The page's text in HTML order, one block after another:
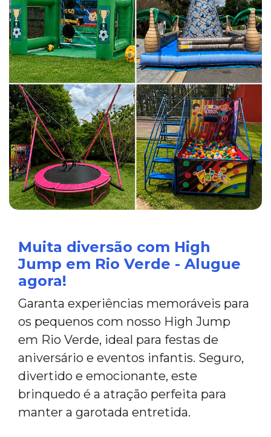
Muita diversão com High
Jump em Rio Verde - Alugue
agora!
Garanta experiências memoráveis para
os pequenos com nosso High Jump
em Rio Verde, ideal para festas de
aniversário e eventos infantis. Seguro,
divertido e emocionante, este
brinquedo é a atração perfeita para
manter a garotada entretida.